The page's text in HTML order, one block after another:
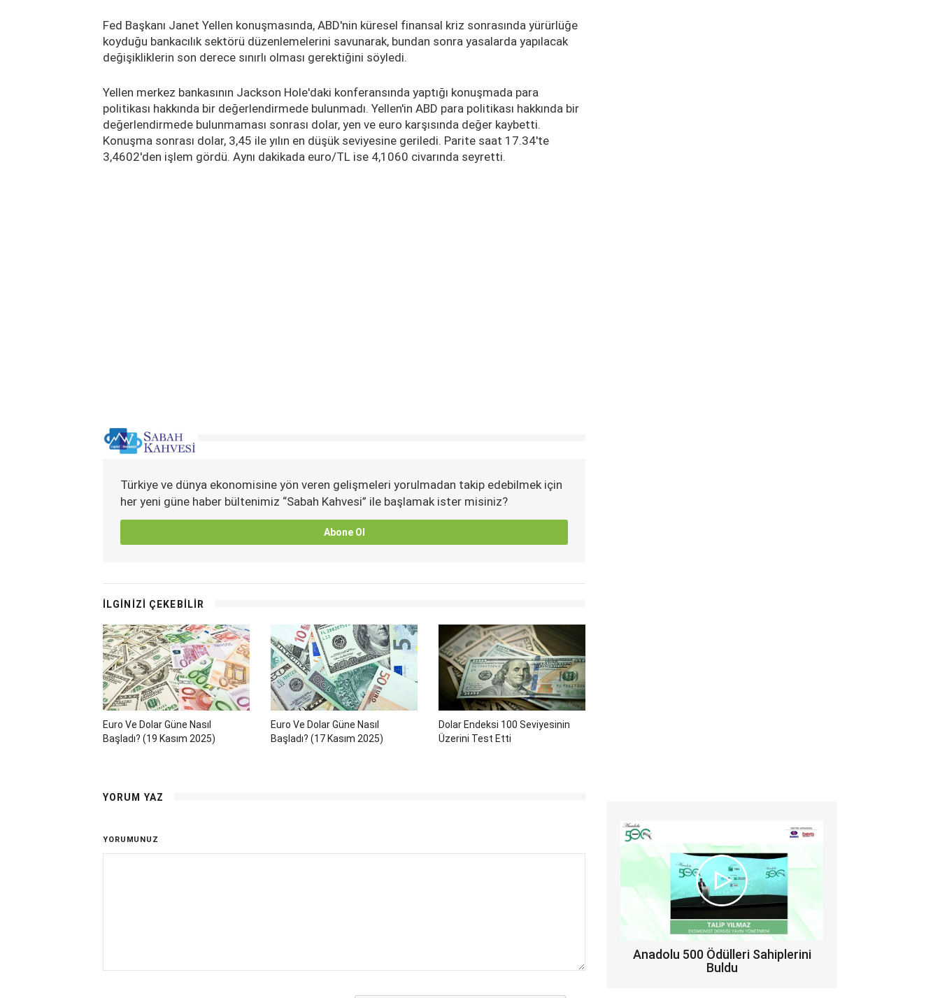
Fed Başkanı Janet Yellen konuşmasında, ABD'nin küresel finansal kriz sonrasında yürürlüğe
koyduğu bankacılık sektörü düzenlemelerini savunarak, bundan sonra yasalarda yapılacak
değişikliklerin son derece sınırlı olması gerektiğini söyledi.
Yellen merkez bankasının Jackson Hole'daki konferansında yaptığı konuşmada para
politikası hakkında bir değerlendirmede bulunmadı. Yellen'in ABD para politikası hakkında bir
değerlendirmede bulunmaması sonrası dolar, yen ve euro karşısında değer kaybetti.
Konuşma sonrası dolar, 3,45 ile yılın en düşük seviyesine geriledi. Parite saat 17.34'te
3,4602'den işlem gördü. Aynı dakikada euro/TL ise 4,1060 civarında seyretti.
Türkiye ve dünya ekonomisine yön veren gelişmeleri yorulmadan takip edebilmek için
her yeni güne haber bültenimiz “Sabah Kahvesi” ile başlamak ister misiniz?
Abone Ol
İLGİNİZİ ÇEKEBİLİR
Euro Ve Dolar Güne Nasıl
Başladı? (19 Kasım 2025)
Euro Ve Dolar Güne Nasıl
Başladı? (17 Kasım 2025)
Dolar Endeksi 100 Seviyesinin
Üzerini Test Etti
YORUM YAZ
YORUMUNUZ
Anadolu 500 Ödülleri Sahiplerini
Buldu